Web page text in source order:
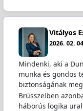
Vitályos
2026. 02.
Mindenki, aki a
munka és gondos
biztonságának
Brüsszelben
háborús logika